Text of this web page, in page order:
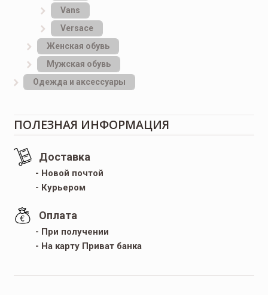
Vans
Versace
Женская обувь
Мужская обувь
Одежда и аксессуары
ПОЛЕЗНАЯ ИНФОРМАЦИЯ
Доставка
- Новой почтой
- Курьером
Оплата
- При получении
- На карту Приват банка